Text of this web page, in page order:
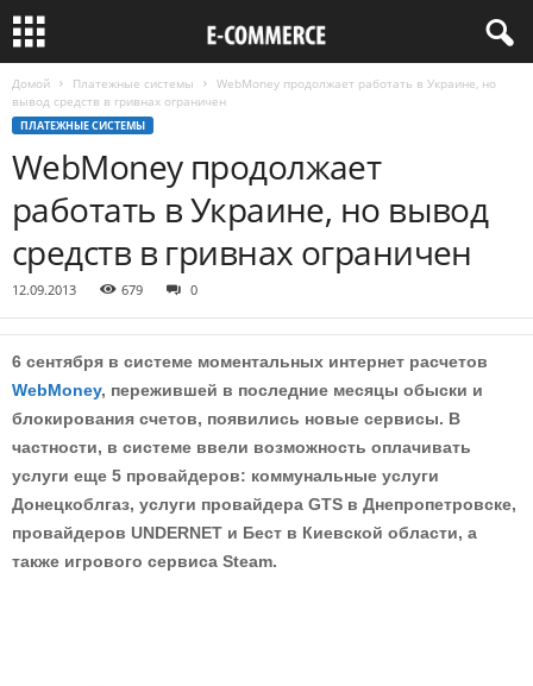
Домой Платежные системы
WebMoney продолжает работать в Украине, но
вывод средств в гривнах ограничен
ПЛАТЕЖНЫЕ СИСТЕМЫ
WebMoney продолжает
работать в Украине, но вывод
средств в гривнах ограничен
12.09.2013 679 0
6 сентября в системе моментальных интернет расчетов
WebMoney, пережившей в последние месяцы обыски и
блокирования счетов, появились новые сервисы. В
частности, в системе ввели возможность оплачивать
услуги еще 5 провайдеров: коммунальные услуги
Донецкоблгаз, услуги провайдера GTS в Днепропетровске,
провайдеров UNDERNET и Бест в Киевской области, а
также игрового сервиса Steam.